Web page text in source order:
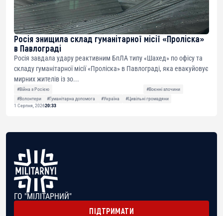
Росія знищила склад гуманітарної місії «Проліска»
в Павлограді
Росія завдала удару реактивним БпЛА типу «Шахед» по офісу та
складу гуманітарної місії «Проліска» в Павлограді, яка евакуйовує
мирних жителів із зо...
#Війна з Росією
#Воєнні злочини
#Волонтери
#Гуманітарна допомога #Україна
#Цивільні громадяни
1 Серпня, 202620:33
ГО "МІЛІТАРНИЙ"
ПІДТРИМАТИ